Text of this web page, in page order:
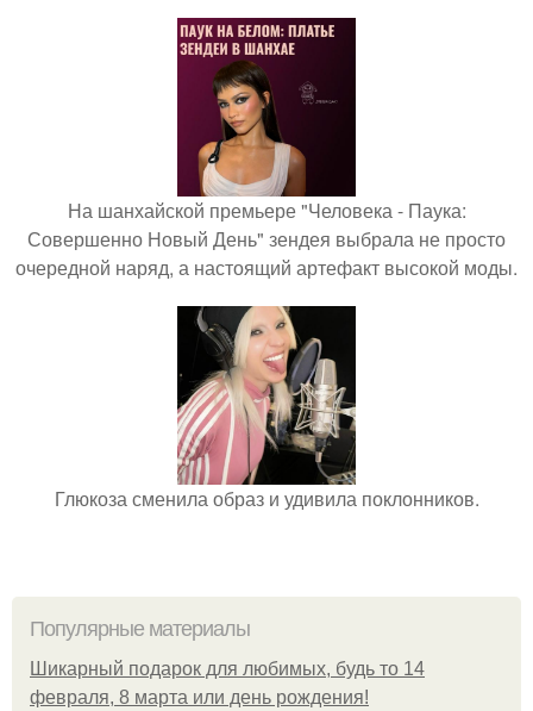
На шанхайской премьере "Человека - Паука:
Совершенно Новый День" зендея выбрала не просто
очередной наряд, а настоящий артефакт высокой моды.
Глюкоза сменила образ и удивила поклонников.
Популярные материалы
Шикарный подарок для любимых, будь то 14
февраля, 8 марта или день рождения!